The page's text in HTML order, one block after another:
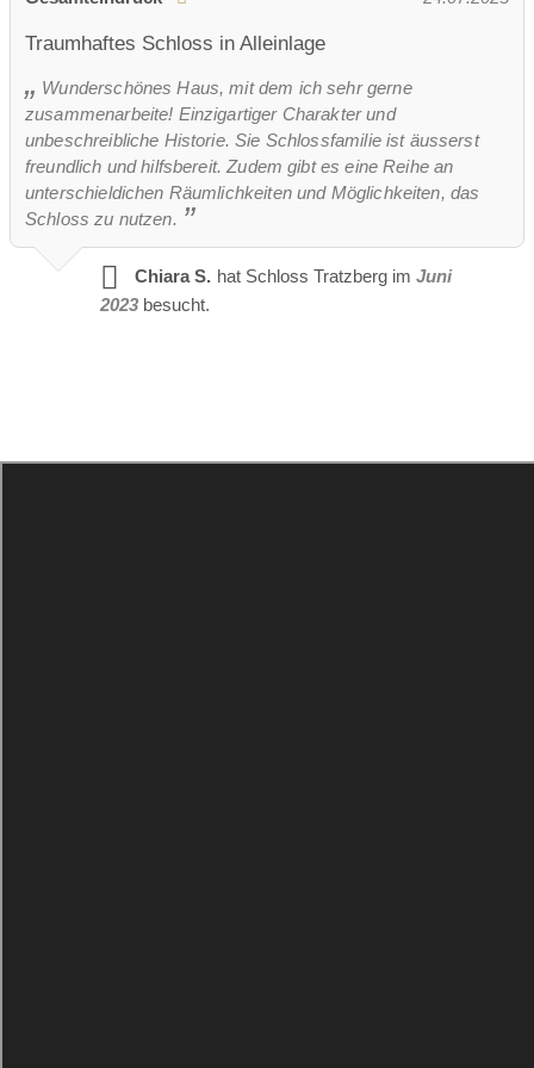
Je nach Umfang, Personenanzahl und benötigter
Räumlichkeiten im Schloss starten die Preise für die
Locationmiete inkl. interner Personalkosten bei Brutto 3
´000€. Reine Locationmiete des grössten Saals im
Schloss (Habsburgersaal) ab 6´000€ (ohne
Personalaufwand und Mobiliar / Einrichtung).
Ihrer Traumhochzeit in Schloss Tratzberg und zu feiern wie
Traumhaftes Schloss in Alleinlage
Wunderschönes Haus, mit dem ich sehr gerne
zusammenarbeite! Einzigartiger Charakter und
unbeschreibliche Historie. Sie Schlossfamilie ist äusserst
freundlich und hilfsbereit. Zudem gibt es eine Reihe an
unterschieldichen Räumlichkeiten und Möglichkeiten, das
Schloss zu nutzen.
Chiara S. hat Schloss Tratzberg im Juni
2023 besucht.